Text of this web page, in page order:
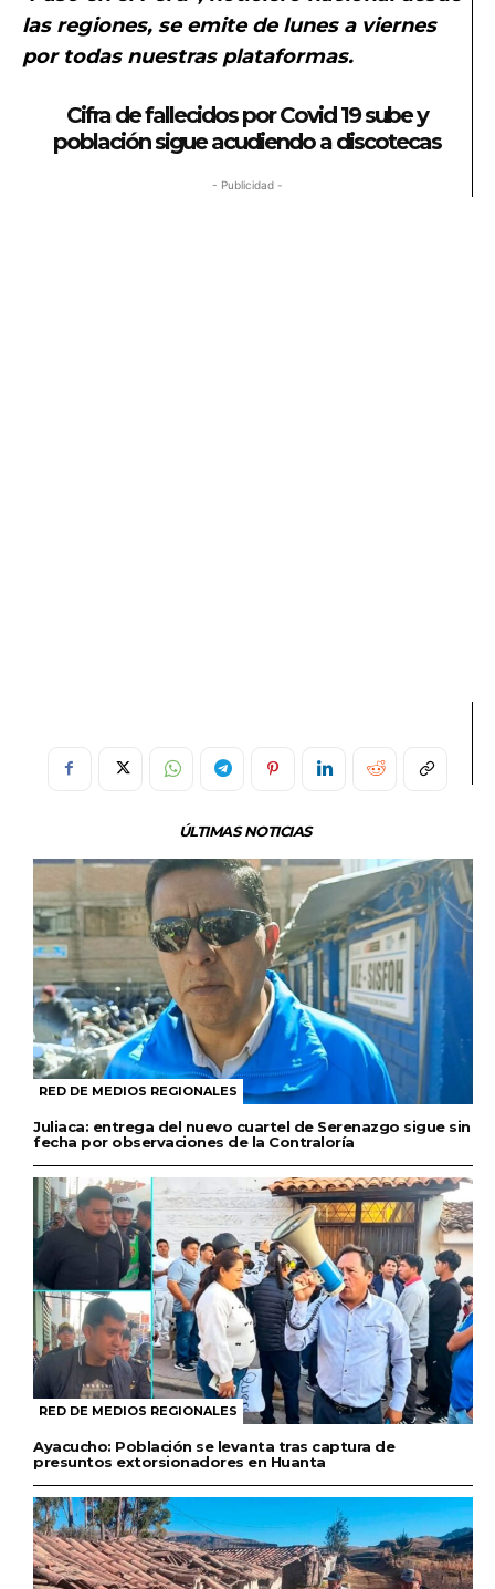
las regiones, se emite de lunes a viernes
por todas nuestras plataformas.
Cifra de fallecidos por Covid 19 sube y
población sigue acudiendo a discotecas
- Publicidad -
ÚLTIMAS NOTICIAS
RED DE MEDIOS REGIONALES
Juliaca: entrega del nuevo cuartel de Serenazgo sigue sin
fecha por observaciones de la Contraloría
RED DE MEDIOS REGIONALES
Ayacucho: Población se levanta tras captura de
presuntos extorsionadores en Huanta